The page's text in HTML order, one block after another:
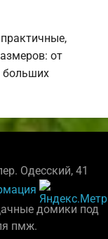
от
больших
Одесский, 41
домики под
пмж.